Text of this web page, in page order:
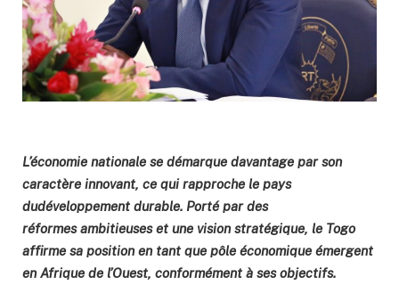
L’économie nationale se démarque davantage par son
caractère innovant, ce qui rapproche le pays
dudéveloppement durable. Porté par des
réformes ambitieuses et une vision stratégique, le Togo
affirme sa position en tant que pôle économique émergent
en Afrique de l’Ouest, conformément à ses objectifs.